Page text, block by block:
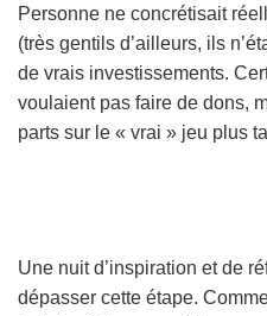
Personne ne concrétisait
(très gentils d’ailleurs, ils
de vrais investissements.
voulaient pas faire de dons,
parts sur le « vrai » jeu plus
Une nuit d’inspiration et de
dépasser cette étape.